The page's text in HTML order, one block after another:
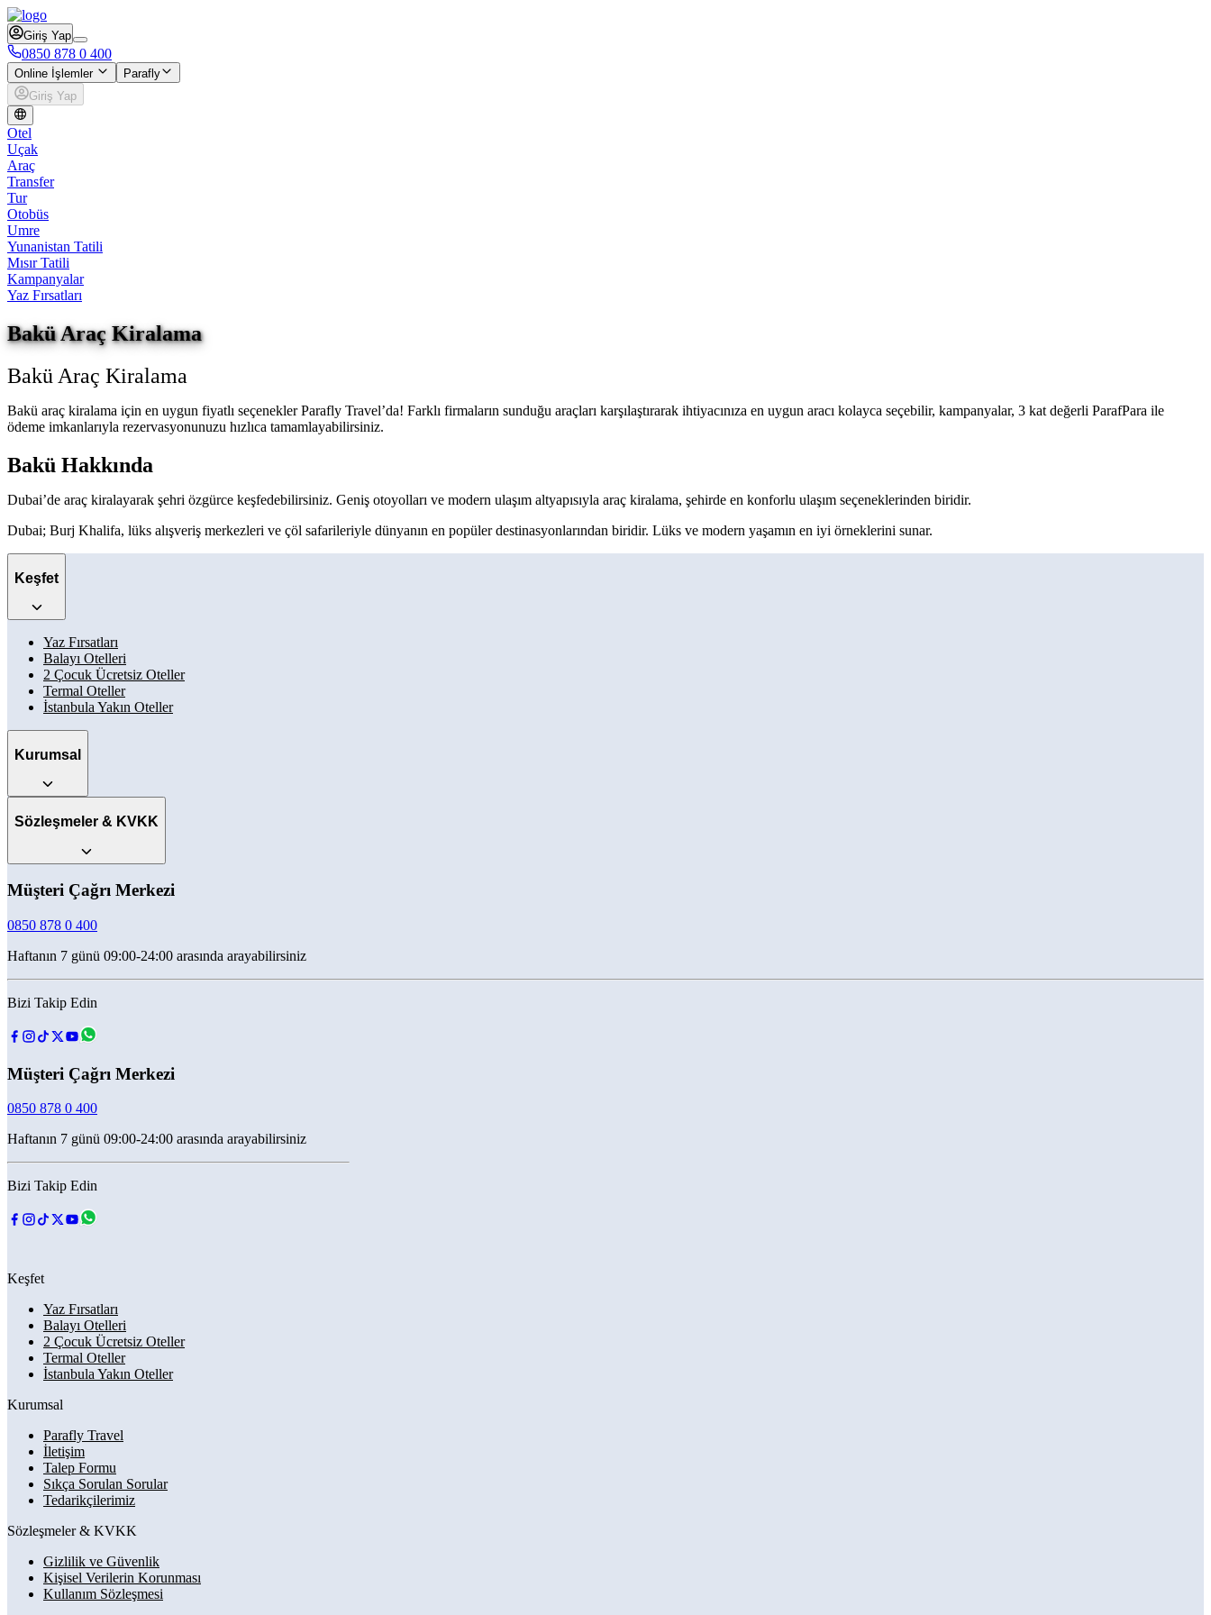
Giriş Yap
0850 878 0 400
Online İşlemler
Parafly
Giriş Yap
Otel
Uçak
Araç
Transfer
Tur
Otobüs
Umre
Yunanistan Tatili
Mısır Tatili
Kampanyalar
Yaz Fırsatları
Bakü Araç Kiralama
Bakü Araç Kiralama
Bakü araç kiralama için en uygun fiyatlı seçenekler Parafly Travel’da! Farklı firmaların sunduğu araçları karşılaştırarak ihtiyacınıza en uygun aracı kolayca seçebilir, kampanyalar, 3 kat değerli ParafPara ile
ödeme imkanlarıyla rezervasyonunuzu hızlıca tamamlayabilirsiniz.
Bakü Hakkında
Dubai’de araç kiralayarak şehri özgürce keşfedebilirsiniz. Geniş otoyolları ve modern ulaşım altyapısıyla araç kiralama, şehirde en konforlu ulaşım seçeneklerinden biridir.
Dubai; Burj Khalifa, lüks alışveriş merkezleri ve çöl safarileriyle dünyanın en popüler destinasyonlarından biridir. Lüks ve modern yaşamın en iyi örneklerini sunar.
Keşfet
Yaz Fırsatları
Balayı Otelleri
2 Çocuk Ücretsiz Oteller
Termal Oteller
İstanbula Yakın Oteller
Kurumsal
Sözleşmeler & KVKK
Müşteri Çağrı Merkezi
0850 878 0 400
Haftanın 7 günü 09:00-24:00 arasında arayabilirsiniz
Bizi Takip Edin
Müşteri Çağrı Merkezi
0850 878 0 400
Haftanın 7 günü 09:00-24:00 arasında arayabilirsiniz
Bizi Takip Edin
Keşfet
Yaz Fırsatları
Balayı Otelleri
2 Çocuk Ücretsiz Oteller
Termal Oteller
İstanbula Yakın Oteller
Kurumsal
Parafly Travel
İletişim
Talep Formu
Sıkça Sorulan Sorular
Tedarikçilerimiz
Sözleşmeler & KVKK
Gizlilik ve Güvenlik
Kişisel Verilerin Korunması
Kullanım Sözleşmesi